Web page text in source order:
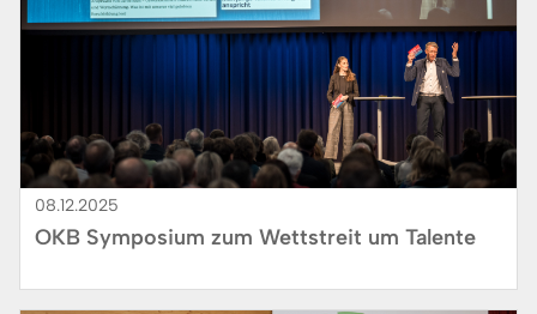
08.12.2025
OKB Symposium zum Wettstreit um Talente